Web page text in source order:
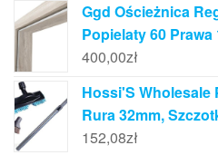
Ggd Ościeżnica
Popielaty 60 Prawa
400,00zł
Hossi'S
Rura 32mm,
152,08zł